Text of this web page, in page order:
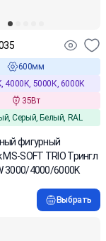
600мм
4000К, 5000К, 6000К
35Вт
Серый, Белый, RAL
фигурный
SOFT TRIO Трингл
3000/4000/6000K
Выбрать